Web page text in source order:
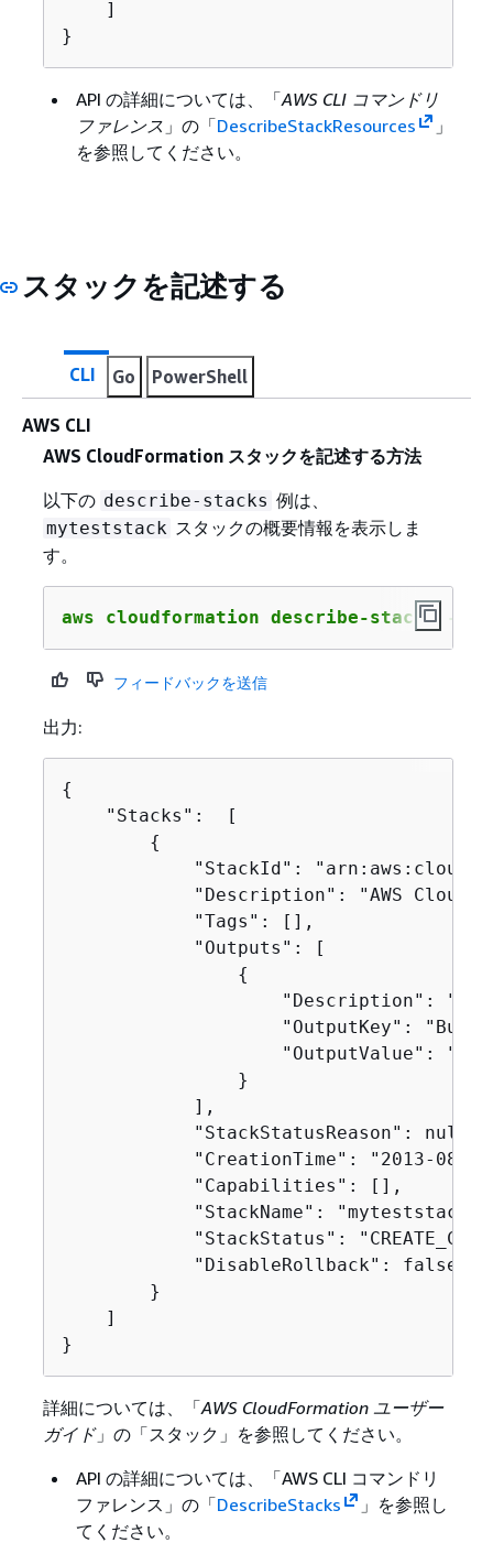
    ]
}
API の詳細については、「AWS CLI コマンドリ
ファレンス 」の「DescribeStackResources
」
を参照してください。
スタックを記述する
CLI Go PowerShell
AWS CLI
AWS CloudFormation スタックを記述する方法
以下の describe-stacks 例は、
myteststack スタックの概要情報を表示しま
す。
aws cloudformation describe-stacks --
フィードバックを送信
出力:
{
    "Stacks":  [
{
"StackId":
"Description": "AWS
            "Tags": [],
            "Outputs": [
{
"Description":
"OutputKey":
"OutputValue":
                }
            ],
            "StackStatusReason": null,
"CreationTime": "2013-08-
            "Capabilities": [],
            "StackName": "myteststack",
"StackStatus":
            "DisableRollback": false
        }
    ]
}
詳細については、「AWS CloudFormation ユーザー
ガイド」の「スタック」を参照してください。
API の詳細については、「AWS CLI コマンドリ
ファレンス」の「DescribeStacks
」を参照し
てください。